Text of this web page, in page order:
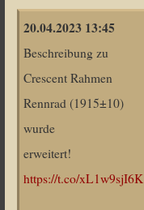
20.04.2023 13:45
Beschreibung zu
Crescent Rahmen
Rennrad (1915±10)
wurde
erweitert!
https://t.co/xL1w9sjI6K